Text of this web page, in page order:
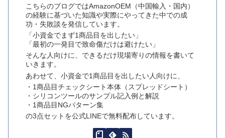
こちらのブログではAmazonOEM（中国輸入・国内）
の経験に基づいた知識や実際にやってきた中での成
功・失敗談を発信しています。
「小資金でまず1商品目を出したい」
「最初の一発目で致命傷だけは避けたい」
そんな人向けに、できるだけ現場寄りの情報を書いて
いきます。
あわせて、小資金で1商品目を出したい人向けに、
・1商品目チェックシート本体（スプレッドシート）
・シリコンツールのサンプル記入例と解説
・1商品目NGパターン集
の3点セットを公式LINEで無料配布しています。